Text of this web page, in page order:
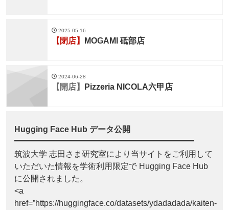
2025-05-16
【閉店】 MOGAMI 砥部店
2024-06-28
【開店】 Pizzeria NICOLA六甲店
Hugging Face Hub データ公開
筑波大学 志田さま研究室により当サイトをご利用して
いただいた情報を学術利用限定で Hugging Face Hub
に公開されました。
<a
href=”https://huggingface.co/datasets/ydadadada/kaiten-